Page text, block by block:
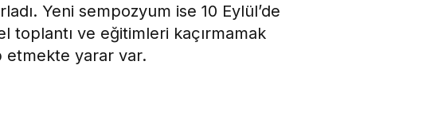
Yeni sempozyum ise 10 Eylül’de
toplantı ve eğitimleri kaçırmamak
etmekte yarar var.